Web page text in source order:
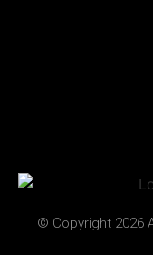
© Copyright 2026